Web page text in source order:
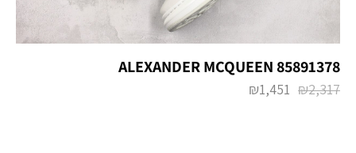
ALEXANDER MCQUEEN 85891378
₪2,317
₪1,451